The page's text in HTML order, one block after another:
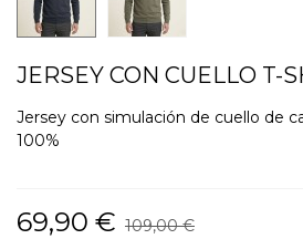
JERSEY CON CUELLO T-
Jersey con simulación de cuello de
100%
69,90 € 109,00 €